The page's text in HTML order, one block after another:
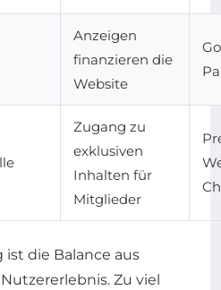
Anzeigen
finanzieren die
Website
Zugang zu
exklusiven
Inhalten für
Mitglieder
die Balance aus
Zu viel